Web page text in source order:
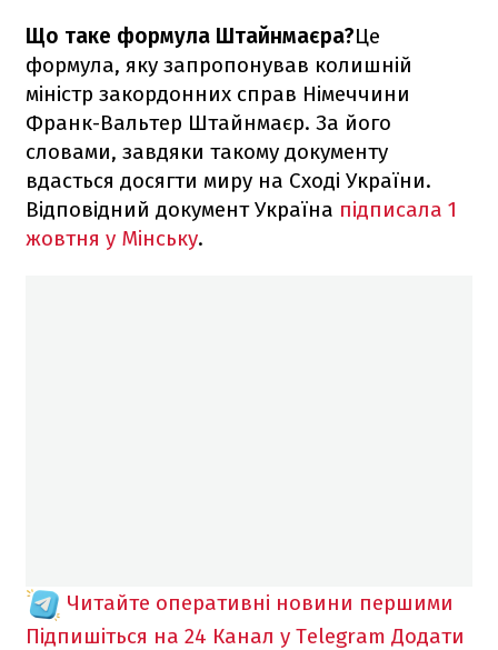
Що таке формула Штайнмаєра?Це
формула, яку запропонував колишній
міністр закордонних справ Німеччини
Франк-Вальтер Штайнмаєр. За його
словами, завдяки такому документу
вдасться досягти миру на Сході України.
Відповідний документ Україна підписала 1
жовтня у Мінську.
Читайте оперативні новини першими
Підпишіться на 24 Канал у Telegram Додати